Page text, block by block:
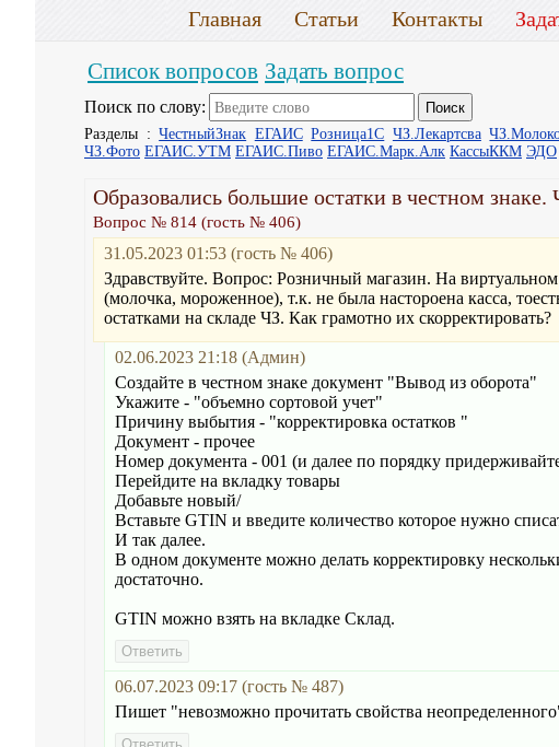
Главная Статьи Контакты
Список вопросов Задать вопрос
Поиск по слову:
Разделы :ЧестныйЗнак ЕГАИС Розница1С ЧЗ.Лекартсва
ЧЗ.Фото ЕГАИС.УТМ ЕГАИС.Пиво ЕГАИС.Марк.Алк КассыККМ ЭДО
Образовались большие остатки в честном знаке.
Вопрос № 814 (гость № 406)
31.05.2023 01:53 (гость № 406)
Здравствуйте. Вопрос: Розничный магазин. На
(молочка, мороженное), т.к. не была настороена касса,
остатками на складе ЧЗ. Как грамотно их скорректировать?
02.06.2023 21:18 (Админ)
Создайте в честном знаке документ "Вывод из оборота"
Укажите - "объемно сортовой учет"
Причину выбытия - "корректировка остатков "
Документ - прочее
Номер документа - 001 (и далее по порядку
Перейдите на вкладку товары
Добавьте новый/
Вставьте GTIN и введите количество которое нужно
И так далее.
В одном документе можно делать корректировку
достаточно.
GTIN можно взять на вкладке Склад.
06.07.2023 09:17 (гость № 487)
Пишет "невозможно прочитать свойства